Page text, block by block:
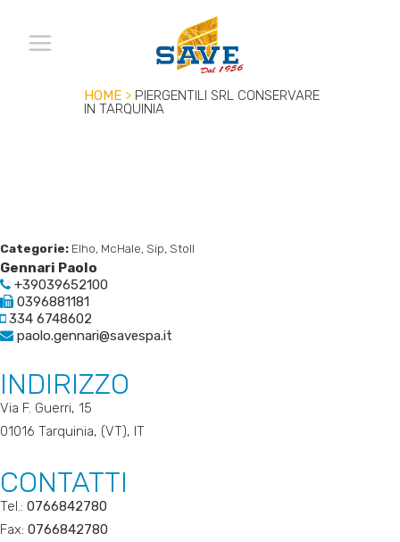
HOME > PIERGENTILI SRL CONSERVARE
IN TARQUINIA
Categorie: Elho, McHale, Sip, Stoll
Gennari Paolo
+39039652100
0396881181
334 6748602
paolo.gennari@savespa.it
INDIRIZZO
Via F. Guerri, 15
01016 Tarquinia, (VT), IT
CONTATTI
Tel.: 0766842780
Fax: 0766842780